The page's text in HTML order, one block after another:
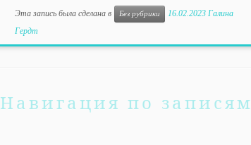
Эта запись была сделана в Без рубрики 16.02.2023 Галина
Гердт
Навигация по записям